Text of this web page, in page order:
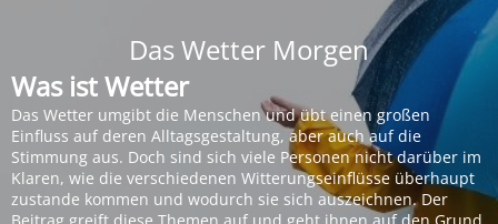
Das Wetter Morgen
Was ist Wetter
Das Wetter umgibt die Menschen und übt einen großen
Einfluss auf deren Alltagsgestaltung, aber auch auf die
Stimmung aus. Doch sind sich viele Personen nicht darüber im
Klaren, wie die verschiedenen Witterungseinflüsse überhaupt
zustande kommen und wodurch sie sich auszeichnen. Der